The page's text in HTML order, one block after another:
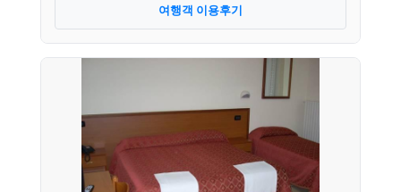
여행객 이용후기